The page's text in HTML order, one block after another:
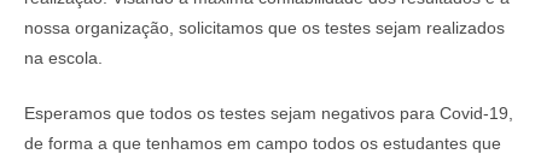
nossa organização, solicitamos que os testes sejam realizados
na escola.
Esperamos que todos os testes sejam negativos para Covid-19,
de forma a que tenhamos em campo todos os estudantes que